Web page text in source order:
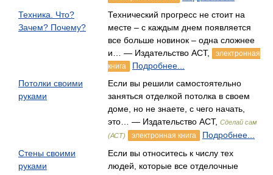
Техника. Что?
Зачем? Почему?
Технический прогресс не стоит на
месте – с каждым днем появляется
все больше новинок – одна сложнее
и… — Издательство АСТ,
электронная
книга
Подробнее...
Потолки своими
руками
Если вы решили самостоятельно
заняться отделкой потолка в своем
доме, но не знаете, с чего начать,
это… — Издательство АСТ, Сделай сам
(АСТ)
электронная книга
Подробнее...
Стены своими
руками
Если вы относитесь к числу тех
людей, которые все отделочные